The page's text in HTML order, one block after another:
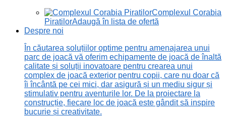
Complexul Corabia
PiratilorAdaugă în lista de ofertă
Despre noi
În căutarea soluțiilor optime pentru amenajarea unui
parc de joacă vă oferim echipamente de joacă de înaltă
calitate și soluții inovatoare pentru crearea unui
complex de joacă exterior pentru copii, care nu doar că
îi încântă pe cei mici, dar asigură și un mediu sigur și
stimulativ pentru aventurile lor. De la proiectare la
construcție, fiecare loc de joacă este gândit să inspire
bucurie și creativitate.